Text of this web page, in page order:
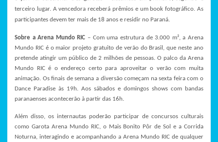
terceiro lugar. A vencedora receberá prêmios e um book fotográfico. As
participantes devem ter mais de 18 anos e residir no Paraná.
Sobre a Arena Mundo RIC – Com uma estrutura de 3.000 m², a Arena
Mundo RIC é o maior projeto gratuito de verão do Brasil, que neste ano
pretende atingir um público de 2 milhões de pessoas. O palco da Arena
Mundo RIC é o endereço certo para aproveitar o verão com muita
animação. Os finais de semana a diversão começam na sexta feira com o
Dance Paradise às 19h. Aos sábados e domingos shows com bandas
paranaenses acontecerão à partir das 16h.
Além disso, os internautas poderão participar de concursos culturais
como Garota Arena Mundo RIC, o Mais Bonito Pôr de Sol e a Corrida
Noturna, interagindo e acompanhando a Arena Mundo RIC de qualquer